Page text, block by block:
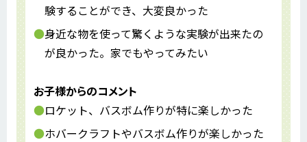
験することができ、大変良かった
身近な物を使って驚くような実験が出来たの
が良かった。家でもやってみたい
お子様からのコメント
ロケット、バスボム作りが特に楽しかった
ホバークラフトやバスボム作りが楽しかった